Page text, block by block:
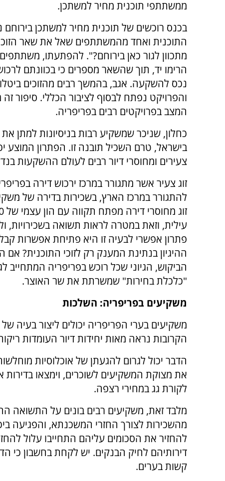
ממשתתפי תוכנית מחיר למשתכן.
בכנס רוכשים של תוכנית מחיר למשתכן בירוחם
התוכנית ואחד מהמשתתפים שאל את שאר
מתכוון לגור כאן בירוחם?". להפתעתו,
הרימו יד, תוך שהשאר מספרים כי בכוונתם
נכס להשקעה. אגב, בהמשך רבים מהזוכים
והפרויקט נפתח לבסוף לציבור הכללי. סיפור זה
המצב בפרויקטים רבים בפריפריה.
כחלון, שניכר שמשקיע רבות בניסיונות למתן את
בישראל, טרם השכיל תובנה זו. הפתרון המוצע
צעירים ומחוסרי דיור רבים לעולם ההשקעות
זוג צעיר אשר מתגורר במרכז ירכוש דירה
להתגורר במרכז הארץ, בשכירות בדירה של
עילית, וזאת במטרה לראות תשואה בשכירויות,
פתרון אפשרי לבעיה זו היא פתיחת אפשרות
ההיגיון בנתינת המענק רק לזוכי התוכנית? אם
הביקוש, הגיוני שכל רוכש בפריפריה
"כלכלת בחירות" שמשרתת את שר האוצר.
משקיעים בפריפריה: השלכות
משקיעים בערי הפריפריה יכולים ליצור בעיה
הקרובות נראה מאות יחידות דיור העומדות
הדבר יכול לגרום להגעתן של אוכלוסיות
את מצוקת המשקיעים לשוכרים, וימצאו בדירות
לקורת גג במחירי רצפה.
מלבד זאת, משקיעים רבים בונים על התשואה
מהשכירות לצורך החזרי המשכנתא, והפגיעה
להחזיר את הסכומים עליהם התחייבו עלול
דירותיהם לחיק הבנקים. יש לקחת בחשבון כי
קשות בערים.